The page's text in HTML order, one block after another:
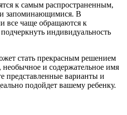
к самым распространенным,
запоминающимися. В
все чаще обращаются к
индивидуальность
стать прекрасным решением
необычное и содержательное имя
представленные варианты и
подойдет вашему ребенку.